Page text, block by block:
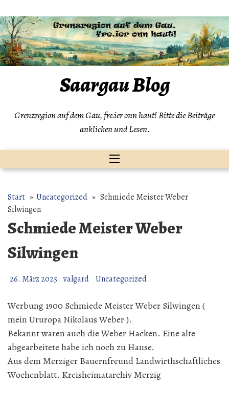
Inhalt
springen
Saargau Blog
Grenzregion auf dem Gau, fre.ier onn haut! Bitte die Beiträge
anklicken und Lesen.
Start » Uncategorized » Schmiede Meister Weber
Silwingen
Schmiede Meister Weber
Silwingen
26. März 2025 valgard Uncategorized
Werbung 1900 Schmiede Meister Weber Silwingen (
mein Ururopa Nikolaus Weber ).
Bekannt waren auch die Weber Hacken. Eine alte
abgearbeitete habe ich noch zu Hause.
Aus dem Merziger Bauernfreund Landwirthschaftliches
Wochenblatt. Kreisheimatarchiv Merzig